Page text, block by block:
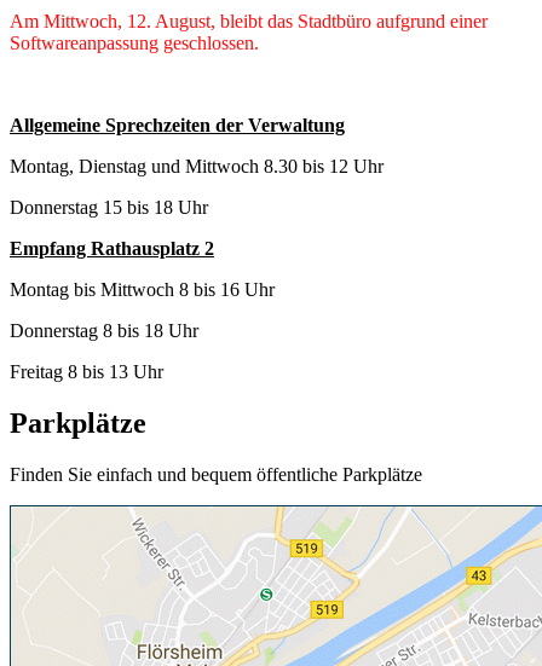
Am Mittwoch, 12. August, bleibt das Stadtbüro aufgrund einer
Softwareanpassung geschlossen.
Allgemeine Sprechzeiten der Verwaltung
Montag, Dienstag und Mittwoch 8.30 bis 12 Uhr
Donnerstag 15 bis 18 Uhr
Empfang Rathausplatz 2
Montag bis Mittwoch 8 bis 16 Uhr
Donnerstag 8 bis 18 Uhr
Freitag 8 bis 13 Uhr
Parkplätze
Finden Sie einfach und bequem öffentliche Parkplätze